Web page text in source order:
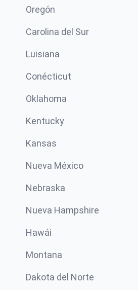
Oregón
Carolina del Sur
Luisiana
Conécticut
Oklahoma
Kentucky
Kansas
Nueva México
Nebraska
Nueva Hampshire
Hawái
Montana
Dakota del Norte